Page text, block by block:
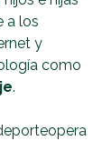
a los
y
como
.